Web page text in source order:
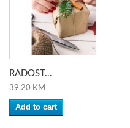
RADOST...
39,20 KM
Add to cart